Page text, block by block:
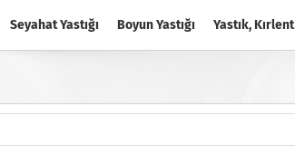
Seyahat Yastığı Boyun Yastığı Yastık, Kırlent